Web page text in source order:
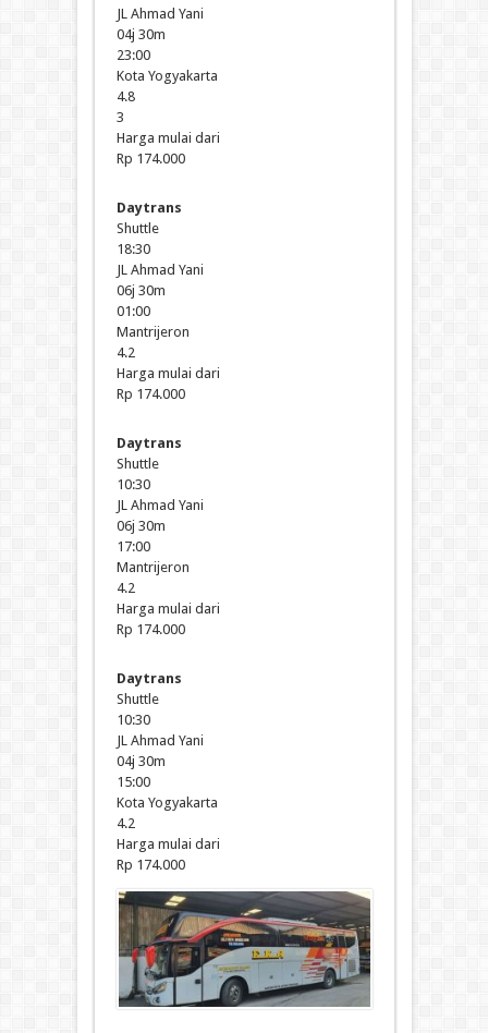
JL Ahmad Yani
04j 30m
23:00
Kota Yogyakarta
4.8
3
Harga mulai dari
Rp 174.000
Daytrans
Shuttle
18:30
JL Ahmad Yani
06j 30m
01:00
Mantrijeron
4.2
Harga mulai dari
Rp 174.000
Daytrans
Shuttle
10:30
JL Ahmad Yani
06j 30m
17:00
Mantrijeron
4.2
Harga mulai dari
Rp 174.000
Daytrans
Shuttle
10:30
JL Ahmad Yani
04j 30m
15:00
Kota Yogyakarta
4.2
Harga mulai dari
Rp 174.000